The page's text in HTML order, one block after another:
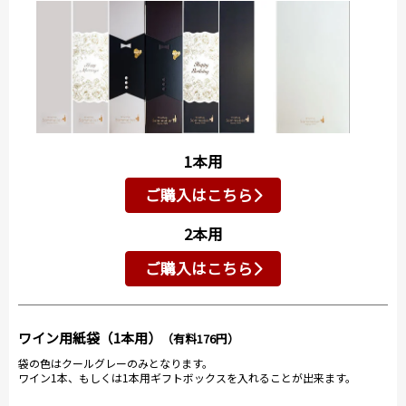
1本用
ご購入はこちら
2本用
ご購入はこちら
ワイン用紙袋（1本用） （有料176円）
袋の色はクールグレーのみとなります。
ワイン1本、もしくは1本用ギフトボックスを入れることが出来ます。